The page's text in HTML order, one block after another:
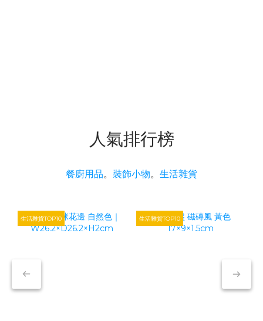
人氣排行榜
餐廚用品。 裝飾小物。 生活雜貨
生活雜貨TOP10 生活雜貨TOP10